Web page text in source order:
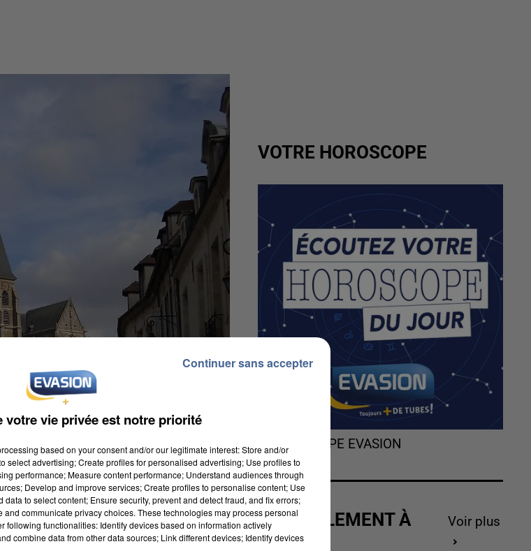
VOTRE HOROSCOPE
L'HOROSCOPE EVASION
ACTUELLEMENT À
GAGNER
Voir plus
votre vie privée est notre priorité
based on your consent and/or our legitimate interest: Store and/or
select advertising; Create profiles for personalised advertising; Use profiles to
performance; Measure content performance; Understand audiences through
Develop and improve services; Create profiles to personalise content; Use
to select content; Ensure security, prevent and detect fraud, and fix errors;
communicate privacy choices. These technologies may process personal
following functionalities: Identify devices based on information actively
combine data from other data sources; Link different devices; Identify devices
Continuer sans accepter